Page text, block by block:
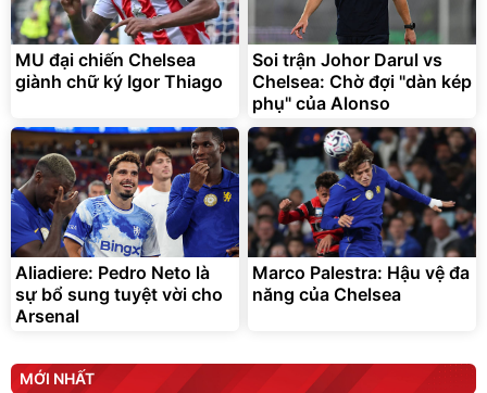
392.000đ
325.000đ
Đã bán nhiều
tiện lợi
9.900.000
7.092.000
Đang xem nhiều
G-FORCE VIETNA
MU đại chiến Chelsea
giành chữ ký Igor Thiago
Soi trận Johor Darul vs
Chelsea: Chờ đợi "dàn kép
phụ" của Alonso
Aliadiere: Pedro Neto là
sự bổ sung tuyệt vời cho
Arsenal
Marco Palestra: Hậu vệ đa
năng của Chelsea
MỚI NHẤT